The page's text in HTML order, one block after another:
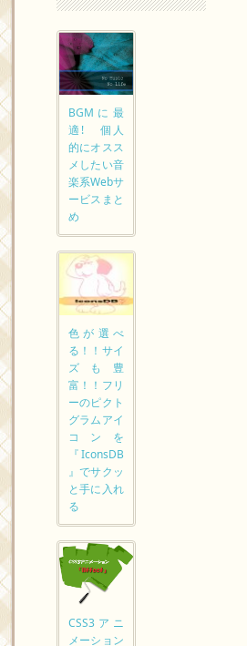
BGMに最
適! 個人
的にオスス
メしたい音
楽系Webサ
ービスまと
め
色が選べ
る！！サイ
ズも豊
富！！フリ
ーのピクト
グラムアイ
コンを
『IconsDB
』でサクッ
と手に入れ
る
CSS3アニ
メーション